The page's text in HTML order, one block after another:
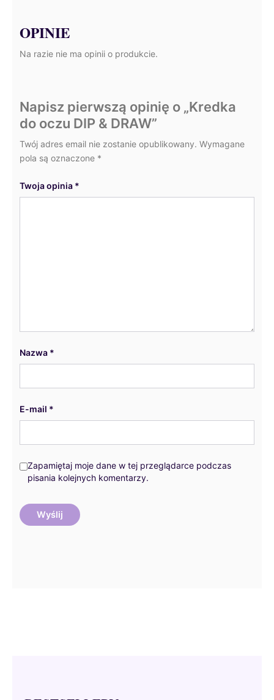
OPINIE
Na razie nie ma opinii o produkcie.
Napisz pierwszą opinię o „Kredka
do oczu DIP & DRAW”
Twój adres email nie zostanie opublikowany. Wymagane
pola są oznaczone *
Twoja opinia *
Nazwa *
E-mail *
Zapamiętaj moje dane w tej przeglądarce podczas
pisania kolejnych komentarzy.